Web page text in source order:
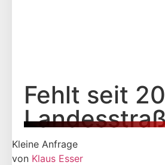
Fehlt seit
Kleine Anfrage
von Klaus Esser